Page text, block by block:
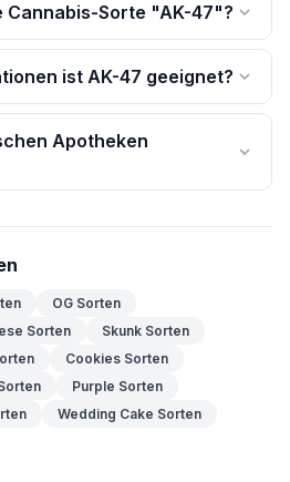
Cannabis-Sorte "AK-47"?
ist AK-47 geeignet?
Apotheken
OG Sorten
Sorten
Skunk Sorten
Cookies Sorten
Purple Sorten
Wedding Cake Sorten